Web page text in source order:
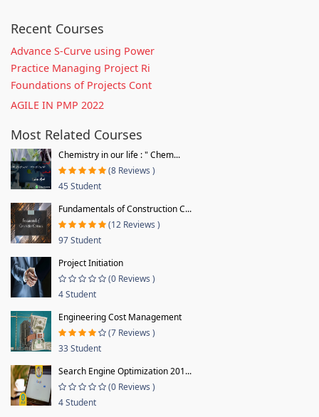
Recent Courses
Advance S-Curve using Power
Practice Managing Project Ri
Foundations of Projects Cont
AGILE IN PMP 2022
Most Related Courses
Chemistry in our life : " Chem...
(8 Reviews )
45 Student
Fundamentals of Construction C...
(12 Reviews )
97 Student
Project Initiation
(0 Reviews )
4 Student
Engineering Cost Management
(7 Reviews )
33 Student
Search Engine Optimization 201...
(0 Reviews )
4 Student